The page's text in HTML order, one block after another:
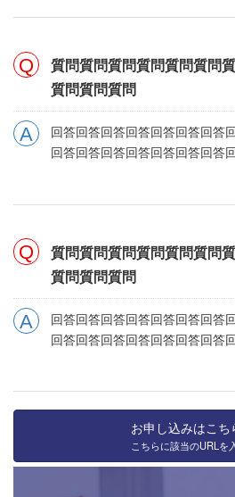
質問質問質問質問質問質問
質問質問質問
回答回答回答回答回答回答回答
回答回答回答回答回答回答回答
質問質問質問質問質問質問
質問質問質問
回答回答回答回答回答回答回答
回答回答回答回答回答回答回答
お申し込みはこち
こちらに該当のURLを